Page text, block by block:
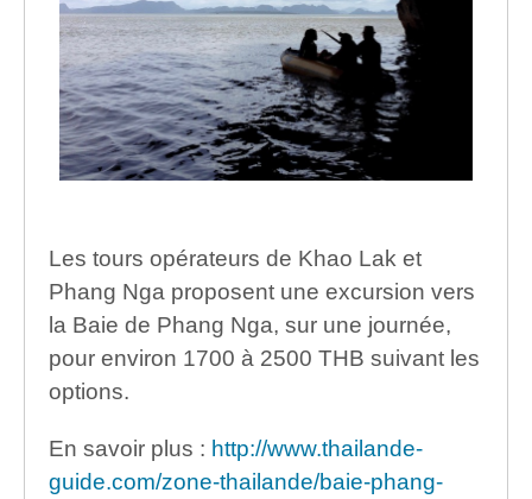
Les tours opérateurs de Khao Lak et
Phang Nga proposent une excursion vers
la Baie de Phang Nga, sur une journée,
pour environ 1700 à 2500 THB suivant les
options.
En savoir plus : http://www.thailande-
guide.com/zone-thailande/baie-phang-